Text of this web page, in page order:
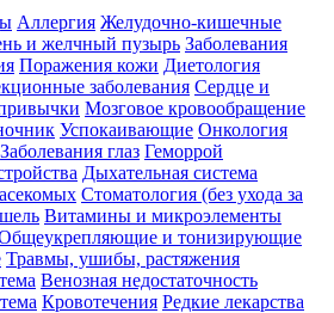
Аллергия Желудочно-кишечные
и желчный пузырь Заболевания
Поражения кожи Диетология
заболевания Сердце и
Мозговое кровообращение
Успокаивающие Онкология
Заболевания глаз Геморрой
Дыхательная система
Стоматология (без ухода за
Витамины и микроэлементы
и тонизирующие
Травмы, ушибы, растяжения
Венозная недостаточность
Кровотечения Редкие лекарства